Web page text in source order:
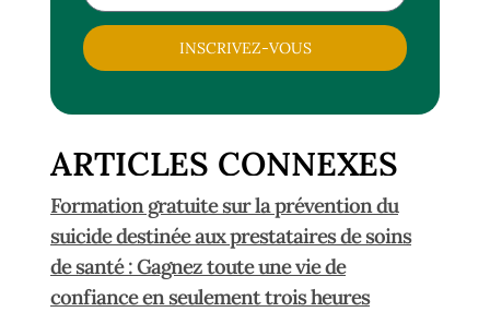
INSCRIVEZ-VOUS
ARTICLES CONNEXES
Formation gratuite sur la prévention du
suicide destinée aux prestataires de soins
de santé : Gagnez toute une vie de
confiance en seulement trois heures